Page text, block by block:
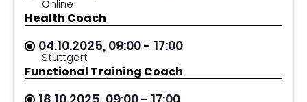
Online
Health Coach
04.10.2025, 09:00- 17:00
Stuttgart
Functional Training Coach